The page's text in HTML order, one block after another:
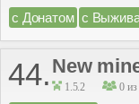
с Донатом с
44. New
1.5.2 0 из